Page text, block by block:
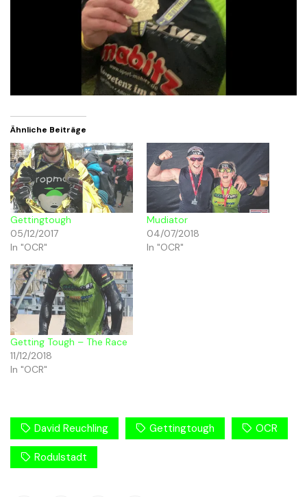
Ähnliche Beiträge
Gettingtough
05/12/2017
In "OCR"
Mudiator
04/07/2018
In "OCR"
Getting Tough – The Race
11/12/2018
In "OCR"
David Reuchling Gettingtough OCR
Rodulstadt